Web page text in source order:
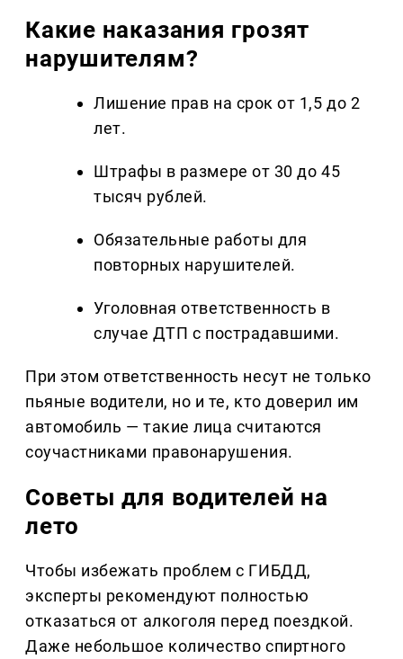
Какие наказания грозят
нарушителям?
Лишение прав на срок от 1,5 до 2
лет.
Штрафы в размере от 30 до 45
тысяч рублей.
Обязательные работы для
повторных нарушителей.
Уголовная ответственность в
случае ДТП с пострадавшими.
При этом ответственность несут не только
пьяные водители, но и те, кто доверил им
автомобиль — такие лица считаются
соучастниками правонарушения.
Советы для водителей на
лето
Чтобы избежать проблем с ГИБДД,
эксперты рекомендуют полностью
отказаться от алкоголя перед поездкой.
Даже небольшое количество спиртного